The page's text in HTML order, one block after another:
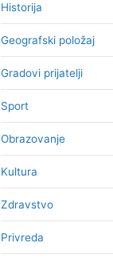
Historija
Geografski položaj
Gradovi prijatelji
Sport
Obrazovanje
Kultura
Zdravstvo
Privreda